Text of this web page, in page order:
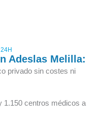
Adeslas Melilla:
privado sin costes ni
1.150 centros médicos a